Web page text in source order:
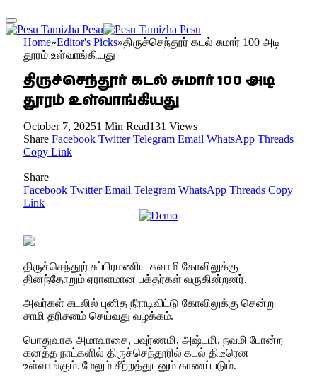
Home»Editor's Picks»திருச்செந்தூர் கடல் சுமார் 100 அடி
தூரம் உள்வாங்கியது
திருச்செந்தூர் கடல் சுமார் 100 அடி
தூரம் உள்வாங்கியது
October 7, 20251 Min Read131 Views
Share Facebook Twitter Telegram Email WhatsApp Threads
Copy Link
Share
Facebook Twitter Email Telegram WhatsApp Threads Copy
Link
திருச்செந்தூர் சுப்பிரமணிய சுவாமி கோவிலுக்கு
தினந்தோறும் ஏராளமான பக்தர்கள் வருகின்றனர்.
அவர்கள் கடலில் புனித நீராடிவிட்டு கோவிலுக்கு சென்று
சாமி தரிசனம் செய்வது வழக்கம்.
பொதுவாக அமாவாசை, பவுர்ணமி, அஷ்டமி, நவமி போன்ற
கனத்த நாட்களில் திருச்செந்தூரில் கடல் திடீரென
உள்வாங்கும். மேலும் சீற்றத்துடனும் காணப்படும்.